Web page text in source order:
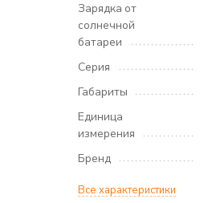
Зарядка от
солнечной
батареи
Серия
Габариты
Единица
измерения
Бренд
Все характеристики